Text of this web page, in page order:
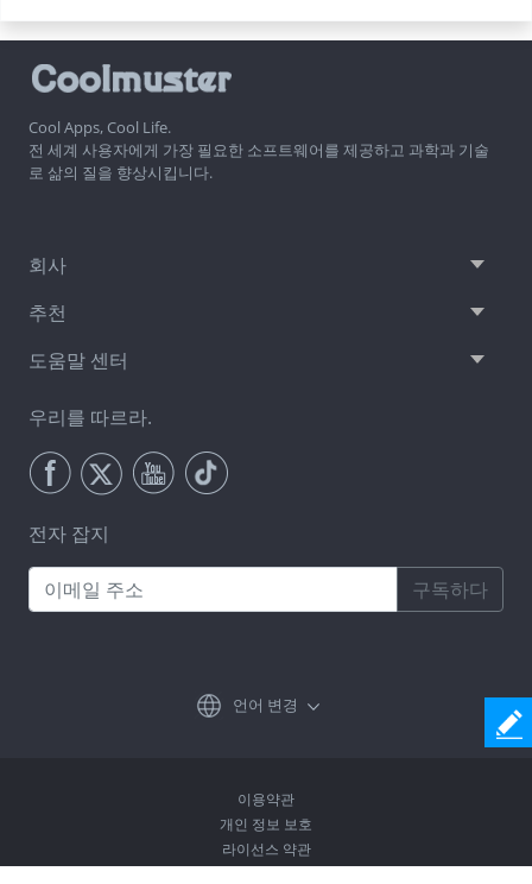
Cool Apps, Cool Life.
전 세계 사용자에게 가장 필요한 소프트웨어를 제공하고 과학과 기술
로 삶의 질을 향상시킵니다.
회사
추천
도움말 센터
우리를 따르라.
전자 잡지
구독하다
언어 변경
이용약관
개인 정보 보호
라이선스 약관